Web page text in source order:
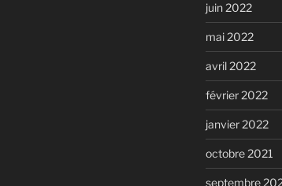
juin 2022
mai 2022
avril 2022
février 2022
janvier 2022
octobre 2021
septembre